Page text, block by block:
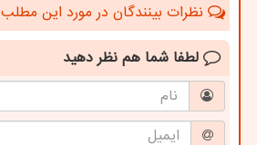
نظرات بینندگان در مورد این مطلب
لطفا شما هم نظر دهید